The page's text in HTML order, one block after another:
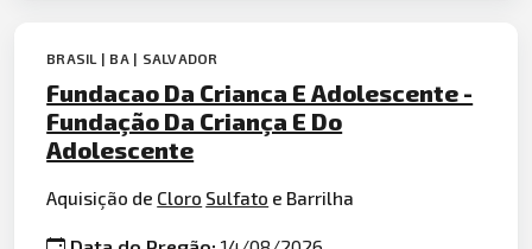
BRASIL | BA | SALVADOR
Fundacao Da Crianca E Adolescente -
Fundação Da Criança E Do
Adolescente
Aquisição de Cloro Sulfato e Barrilha